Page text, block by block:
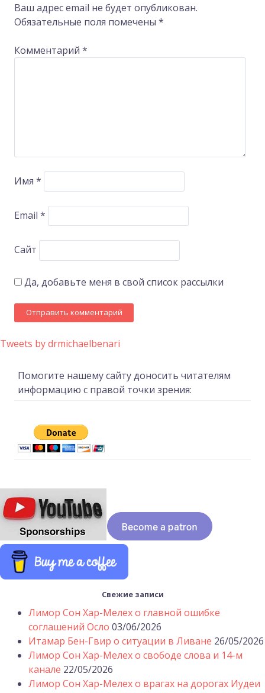
Ваш адрес email не будет опубликован.
Обязательные поля помечены *
Комментарий *
Имя *
Email *
Сайт
Да, добавьте меня в свой список рассылки
Tweets by drmichaelbenari
Помогите нашему сайту доносить читателям
информацию с правой точки зрения:
Свежие записи
Лимор Сон Хар-Мелех о главной ошибке
соглашений Осло 03/06/2026
Итамар Бен-Гвир о ситуации в Ливане 26/05/2026
Лимор Сон Хар-Мелех о свободе слова и 14-м
канале 22/05/2026
Лимор Сон Хар-Мелех о врагах на дорогах Иудеи